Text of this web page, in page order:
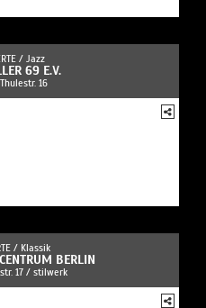
/ Jazz
69 E.V.
16
/ Klassik
BERLIN
17 / stilwerk